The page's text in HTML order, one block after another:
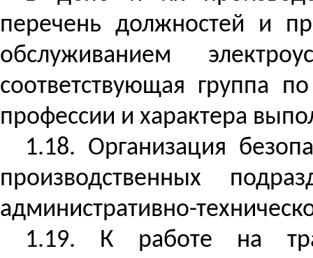
перечень должностей и
обслуживанием
соответствующая группа
профессии и характера
1.18. Организация
производственных
административно-
1.19. К работе на